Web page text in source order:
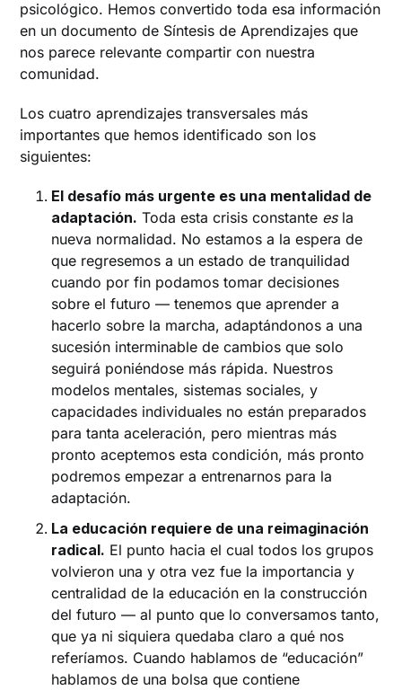
psicológico. Hemos convertido toda esa información
en un documento de Síntesis de Aprendizajes que
nos parece relevante compartir con nuestra
comunidad.
Los cuatro aprendizajes transversales más
importantes que hemos identificado son los
siguientes:
El desafío más urgente es una mentalidad de
adaptación. Toda esta crisis constante esla
nueva normalidad. No estamos a la espera de
que regresemos a un estado de tranquilidad
cuando por fin podamos tomar decisiones
sobre el futuro — tenemos que aprender a
hacerlo sobre la marcha, adaptándonos a una
sucesión interminable de cambios que solo
seguirá poniéndose más rápida. Nuestros
modelos mentales, sistemas sociales, y
capacidades individuales no están preparados
para tanta aceleración, pero mientras más
pronto aceptemos esta condición, más pronto
podremos empezar a entrenarnos para la
adaptación.
La educación requiere de una reimaginación
radical. El punto hacia el cual todos los grupos
volvieron una y otra vez fue la importancia y
centralidad de la educación en la construcción
del futuro — al punto que lo conversamos tanto,
que ya ni siquiera quedaba claro a qué nos
referíamos. Cuando hablamos de “educación”
hablamos de una bolsa que contiene